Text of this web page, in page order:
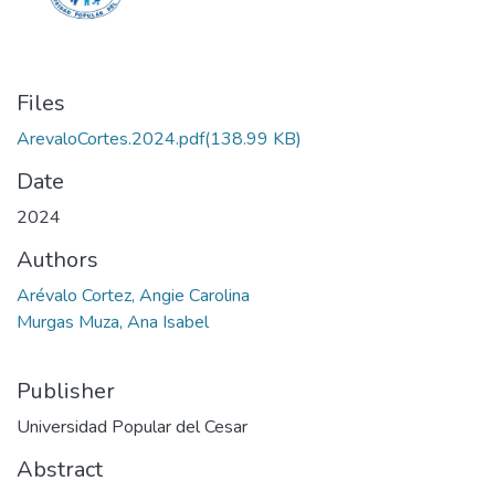
Files
ArevaloCortes.2024.pdf(138.99 KB)
Date
2024
Authors
Arévalo Cortez, Angie Carolina
Murgas Muza, Ana Isabel
Publisher
Universidad Popular del Cesar
Abstract